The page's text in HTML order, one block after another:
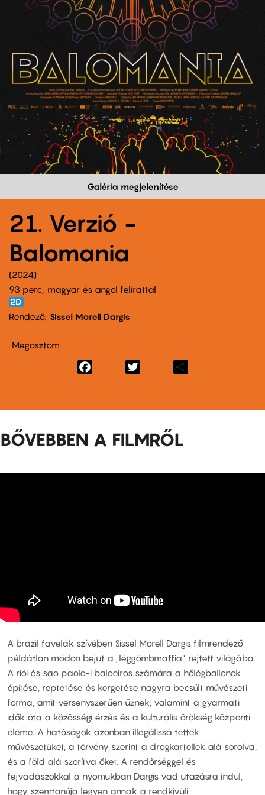
Galéria megjelenítése
21. Verzió -
Balomania
2024
93 perc,
magyar és angol felirattal
Rendező Sissel Morell Dargis
Megosztom
Facebook
BŐVEBBEN A FILMRŐL
A brazil favelák szívében Sissel Morell Dargis filmrendező
példátlan módon bejut a „léggömbmaffia” rejtett világába.
A riói és sao paolo-i baloeiros számára a hőlégballonok
építése, reptetése és kergetése nagyra becsült művészeti
forma, amit versenyszerűen űznek; valamint a gyarmati
idők óta a közösségi érzés és a kulturális örökség központi
eleme. A hatóságok azonban illegálissá tették
művészetüket, a törvény szerint a drogkartellek alá sorolva,
és a föld alá szorítva őket. A rendőrséggel és
fejvadászokkal a nyomukban Dargis vad utazásra indul,
hogy szemtanúja legyen annak a rendkívüli